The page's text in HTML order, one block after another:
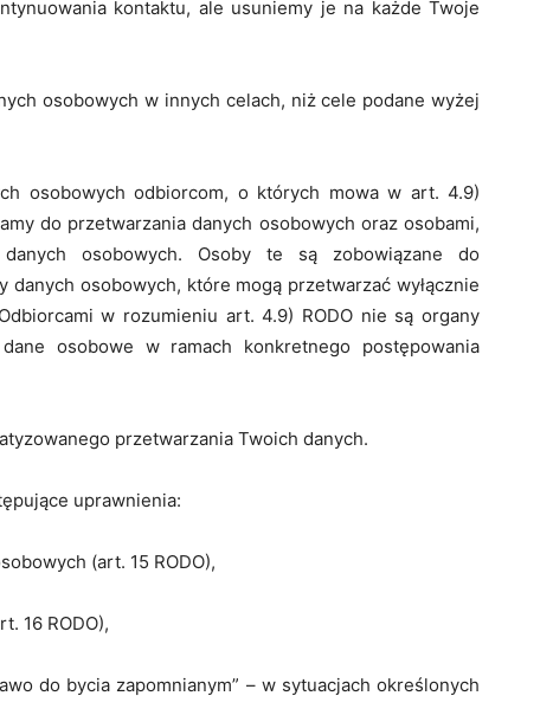
kontaktu, ale usuniemy je na każde Twoje
osobowych w innych celach, niż cele podane wyżej
osobowych odbiorcom, o których mowa w art. 4.9)
do przetwarzania danych osobowych oraz osobami,
osobowych. Osoby te są zobowiązane do
danych osobowych, które mogą przetwarzać wyłącznie
w rozumieniu art. 4.9) RODO nie są organy
osobowe w ramach konkretnego postępowania
przetwarzania Twoich danych.
uprawnienia:
(art. 15 RODO),
16 RODO),
do bycia zapomnianym” – w sytuacjach określonych